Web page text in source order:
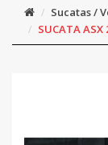
Sucatas /
SUCATA ASX